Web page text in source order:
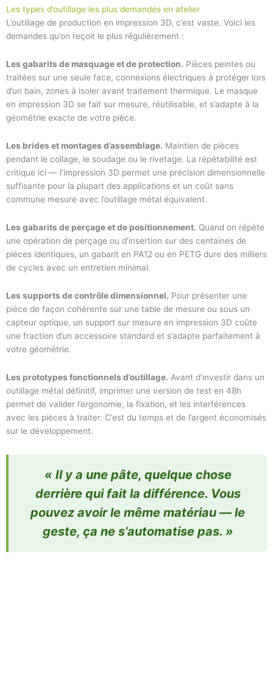
Les types d’outillage les plus demandés en atelier
L’outillage de production en impression 3D, c’est vaste. Voici les
demandes qu’on reçoit le plus régulièrement :
Les gabarits de masquage et de protection. Pièces peintes ou
traitées sur une seule face, connexions électriques à protéger lors
d’un bain, zones à isoler avant traitement thermique. Le masque
en impression 3D se fait sur mesure, réutilisable, et s’adapte à la
géométrie exacte de votre pièce.
Les brides et montages d’assemblage. Maintien de pièces
pendant le collage, le soudage ou le rivetage. La répétabilité est
critique ici — l’impression 3D permet une précision dimensionnelle
suffisante pour la plupart des applications et un coût sans
commune mesure avec l’outillage métal équivalent.
Les gabarits de perçage et de positionnement. Quand on répète
une opération de perçage ou d’insertion sur des centaines de
pièces identiques, un gabarit en PA12 ou en PETG dure des milliers
de cycles avec un entretien minimal.
Les supports de contrôle dimensionnel. Pour présenter une
pièce de façon cohérente sur une table de mesure ou sous un
capteur optique, un support sur mesure en impression 3D coûte
une fraction d’un accessoire standard et s’adapte parfaitement à
votre géométrie.
Les prototypes fonctionnels d’outillage. Avant d’investir dans un
outillage métal définitif, imprimer une version de test en 48h
permet de valider l’ergonomie, la fixation, et les interférences
avec les pièces à traiter. C’est du temps et de l’argent économisés
sur le développement.
« Il y a une pâte, quelque chose
derrière qui fait la différence. Vous
pouvez avoir le même matériau — le
geste, ça ne s’automatise pas. »